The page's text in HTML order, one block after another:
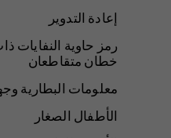
إعادة التدوير
رمز حاوية النفايات
خطان متقاطعان
معلومات البطارية
الأطفال الصغار